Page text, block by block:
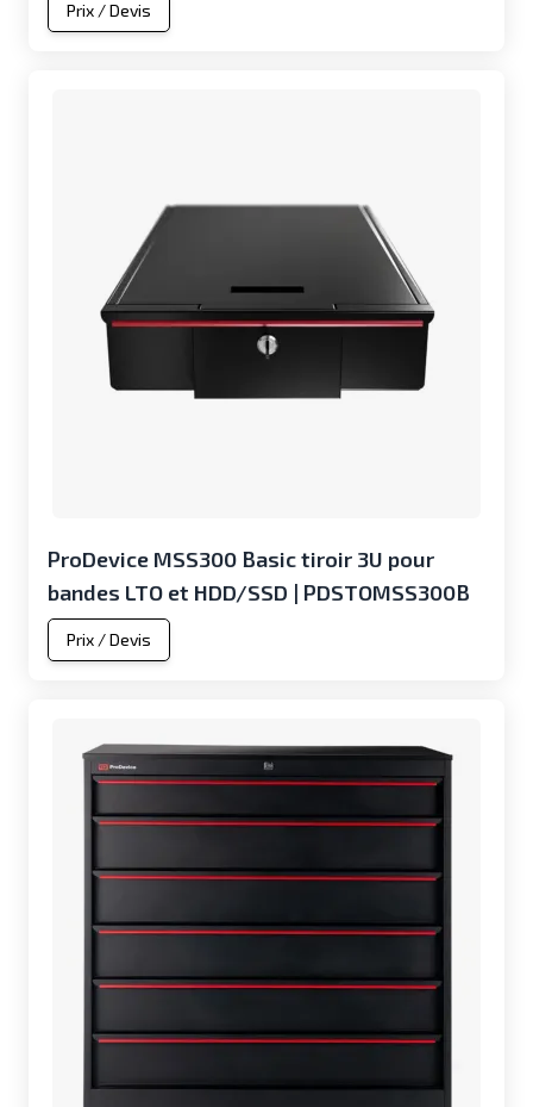
Prix / Devis
ProDevice MSS300 Basic tiroir 3U pour
bandes LTO et HDD/SSD | PDSTOMSS300B
Prix / Devis